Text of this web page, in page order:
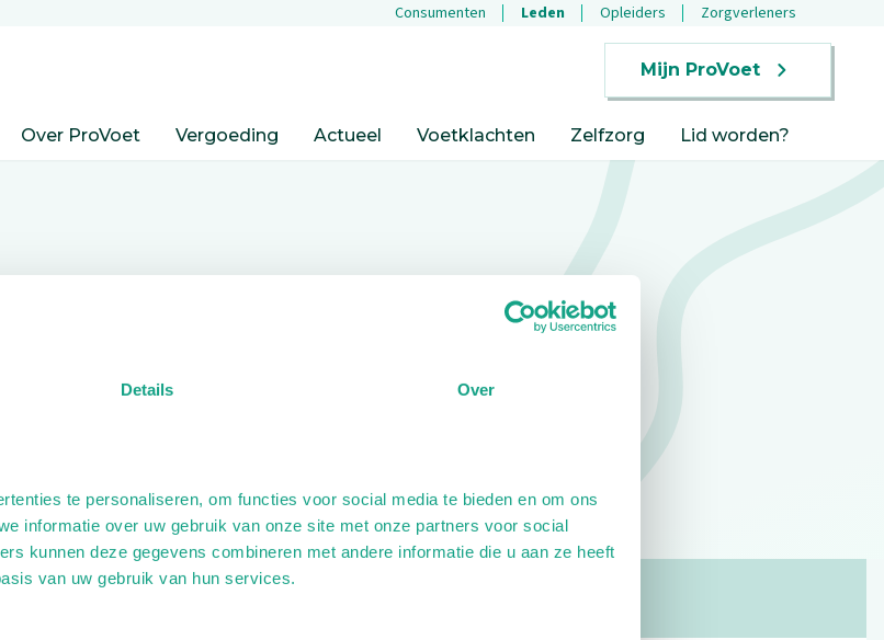
Details Over
te personaliseren, om functies voor social media te bieden en om ons
informatie over uw gebruik van onze site met onze partners voor social
kunnen deze gegevens combineren met andere informatie die u aan ze heeft
van uw gebruik van hun services.
Consumenten Leden Opleiders Zorgverleners
Mijn ProVoet
Over ProVoet Vergoeding Actueel Voetklachten Zelfzorg Lid worden?